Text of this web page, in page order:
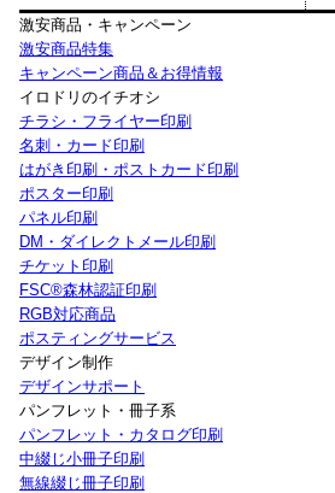
激安商品・キャンペーン
激安商品特集
キャンペーン商品＆お得情報
イロドリのイチオシ
チラシ・フライヤー印刷
名刺・カード印刷
はがき印刷・ポストカード印刷
ポスター印刷
パネル印刷
DM・ダイレクトメール印刷
チケット印刷
FSC®森林認証印刷
RGB対応商品
ポスティングサービス
デザイン制作
デザインサポート
パンフレット・冊子系
パンフレット・カタログ印刷
中綴じ小冊子印刷
無線綴じ冊子印刷